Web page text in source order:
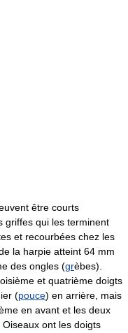
être courts
griffes qui les terminent
et recourbées chez les
la harpie atteint 64 mm
des ongles (grèbes).
et quatrième doigts
(pouce) en arrière, mais
en avant et les deux
ont les doigts